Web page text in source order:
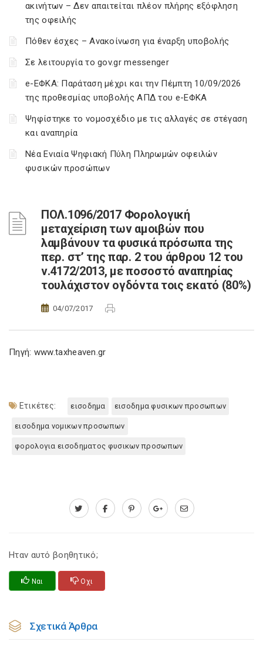
ακινήτων – Δεν απαιτείται πλέον πλήρης εξόφληση
της οφειλής
Πόθεν έσχες – Ανακοίνωση για έναρξη υποβολής
Σε λειτουργία το gov.gr messenger
e-ΕΦΚΑ: Παράταση μέχρι και την Πέμπτη 10/09/2026
της προθεσμίας υποβολής ΑΠΔ του e-ΕΦΚΑ
Ψηφίστηκε το νομοσχέδιο με τις αλλαγές σε στέγαση
και αναπηρία
Νέα Ενιαία Ψηφιακή Πύλη Πληρωμών οφειλών
φυσικών προσώπων
ΠΟΛ.1096/2017 Φορολογική
μεταχείριση των αμοιβών που
λαμβάνουν τα φυσικά πρόσωπα της
περ. στ’ της παρ. 2 του άρθρου 12 του
ν.4172/2013, με ποσοστό αναπηρίας
τουλάχιστον ογδόντα τοις εκατό (80%)
04/07/2017
Πηγή: www.taxheaven.gr
Ετικέτες: εισοδημα εισοδημα φυσικων προσωπων
εισοδημα νομικων προσωπων
φορολογια εισοδηματος φυσικων προσωπων
Ηταν αυτό βοηθητικό;
Ναι Οχι
Σχετικά Άρθρα